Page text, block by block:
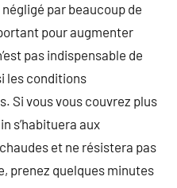
par beaucoup de
pour augmenter
pas indispensable de
les conditions
Si vous vous couvrez plus
s’habituera aux
et ne résistera pas
prenez quelques minutes